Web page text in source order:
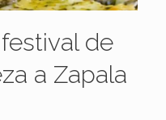
de
a Zapala